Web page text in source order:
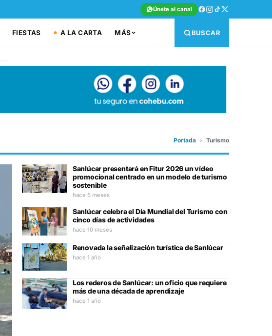
Únete al canal
FIESTAS A LA CARTA MÁS BUSCAR
Portada › Turismo
Sanlúcar presentará en Fitur 2026 un vídeo
promocional centrado en un modelo de turismo
sostenible
hace 6 meses
Sanlúcar celebra el Día Mundial del Turismo con
cinco días de actividades
hace 10 meses
Renovada la señalización turística de Sanlúcar
hace 1 año
Los rederos de Sanlúcar: un oficio que requiere
más de una década de aprendizaje
hace 1 año